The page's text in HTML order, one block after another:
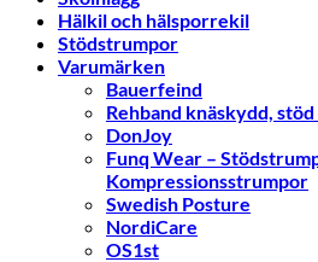
Hälkil och hälsporrekil
Stödstrumpor
Varumärken
Bauerfeind
Rehband knäskydd,
DonJoy
Funq Wear –
Kompressionsstrumpor
Swedish Posture
NordiCare
OS1st